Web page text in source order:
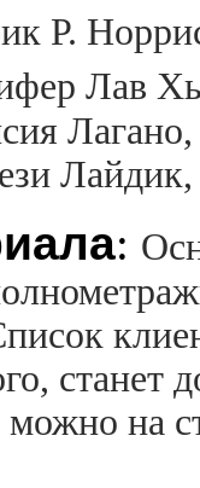
Р.
Лав
:
станет
на